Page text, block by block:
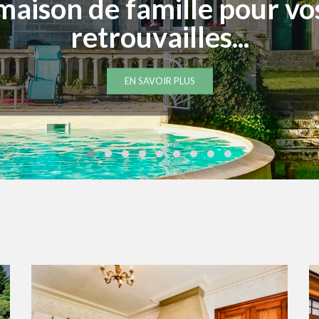
dans cette maison
vacances adaptée